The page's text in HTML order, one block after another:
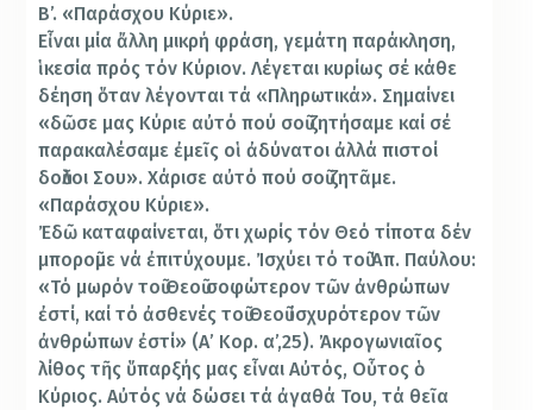
Β’. «Παράσχου Κύριε».
Εἶναι μία ἄλλη μικρή φράση, γεμάτη παράκληση,
ἱκεσία πρός τόν Κύριον. Λέγεται κυρίως σέ κάθε
δέηση ὅταν λέγονται τά «Πληρωτικά». Σημαίνει
«δῶσε μας Κύριε αὐτό πού σοῦ ζητήσαμε καί σέ
παρακαλέσαμε ἐμεῖς οἱ ἀδύνατοι ἀλλά πιστοί
δοῦλοι Σου». Χάρισε αὐτό πού σοῦ ζητᾶμε.
«Παράσχου Κύριε».
Ἐδῶ καταφαίνεται, ὅτι χωρίς τόν Θεό τίποτα δέν
μποροῦμε νά ἐπιτύχουμε. Ἰσχύει τό τοῦ Ἀπ. Παύλου:
«Τό μωρόν τοῦ Θεοῦ σοφώτερον τῶν ἀνθρώπων
ἐστί, καί τό ἀσθενές τοῦ Θεοῦ ἰσχυρότερον τῶν
ἀνθρώπων ἐστί» (Α’ Κορ. α’,25). Ἀκρογωνιαῖος
λίθος τῆς ὕπαρξής μας εἶναι Αὐτός, Οὗτος ὁ
Κύριος. Αὐτός νά δώσει τά ἀγαθά Του, τά θεῖα